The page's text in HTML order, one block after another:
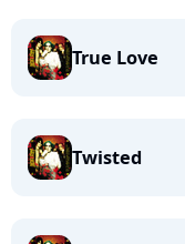
True Love
Twisted